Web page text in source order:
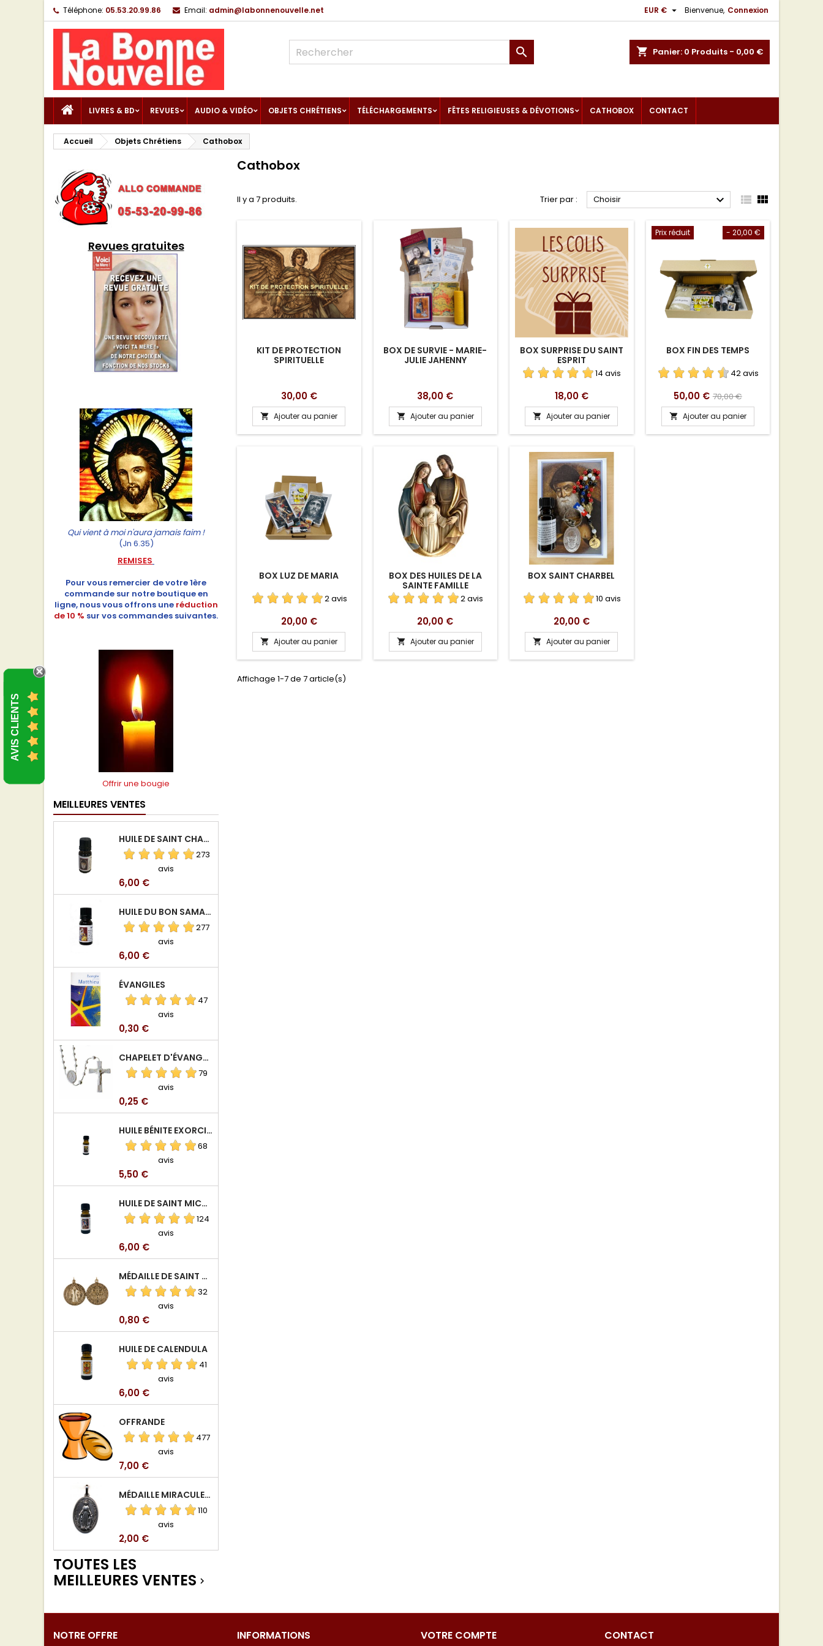
Téléphone: 05.53.20.99.86 Email: admin@labonnenouvelle.net Bienvenue, Connexion
EUR € 
shopping_cart Panier: 0 Produits - 0,00 €

LIVRES & BD REVUES AUDIO & VIDÉO OBJETS CHRÉTIENS TÉLÉCHARGEMENTS FÊTES RELIGIEUSES & DÉVOTIONS CATHOBOX CONTACT
Accueil Objets Chrétiens Cathobox
Revues gratuites
Qui vient à moi n'aura jamais faim !
(Jn 6.35)
REMISES
Pour vous remercier de votre 1ère
commande sur notre boutique en
ligne, nous vous offrons une réduction
de 10 % sur vos commandes suivantes.
Offrir une bougie
MEILLEURES VENTES
HUILE DE SAINT CHARBEL
273
avis
Prix
6,00 €
HUILE DU BON SAMARITAIN
277
avis
Prix
6,00 €
ÉVANGILES
47
avis
Prix
0,30 €
CHAPELET D'ÉVANGÉLISATION
79
avis
Prix
0,25 €
HUILE BÉNITE EXORCISÉE
68
avis
Prix
5,50 €
HUILE DE SAINT MICHEL ARCHANGE
124
avis
Prix
6,00 €
MÉDAILLE DE SAINT BENOIT EN ALUMINIUM
32
avis
Prix
0,80 €
HUILE DE CALENDULA
41
avis
Prix
6,00 €
OFFRANDE
477
avis
Prix
7,00 €
MÉDAILLE MIRACULEUSE DE VIERGE DE LA RUE DU BAC
110
avis
Prix
2,00 €
TOUTES LES
MEILLEURES VENTES 
Cathobox
Il y a 7 produits. Trier par : Choisir   
KIT DE PROTECTION
SPIRITUELLE
Prix
30,00 €
 Ajouter au panier
BOX DE SURVIE - MARIE-
JULIE JAHENNY
Prix
38,00 €
 Ajouter au panier
BOX SURPRISE DU SAINT
ESPRIT
14 avis
Prix
18,00 €
 Ajouter au panier
- 20,00 €
Prix réduit
BOX FIN DES TEMPS
42 avis
Prix
50,00 € Prix
de
base
70,00 €
 Ajouter au panier
BOX LUZ DE MARIA
2 avis
Prix
20,00 €
 Ajouter au panier
BOX DES HUILES DE LA
SAINTE FAMILLE
2 avis
Prix
20,00 €
 Ajouter au panier
BOX SAINT CHARBEL
10 avis
Prix
20,00 €
 Ajouter au panier
Affichage 1-7 de 7 article(s)
NOTRE OFFRE INFORMATIONS VOTRE COMPTE CONTACT
AVIS CLIENTS